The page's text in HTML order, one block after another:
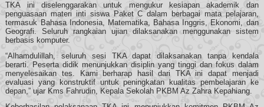
TKA ini diselenggarakan untuk mengukur kesiapan akademik dan
penguasaan materi inti siswa Paket C dalam berbagai mata pelajaran,
termasuk Bahasa Indonesia, Matematika, Bahasa Inggris, Ekonomi, dan
Geografi. Seluruh rangkaian ujian dilaksanakan menggunakan sistem
berbasis komputer.
“Alhamdulillah, seluruh sesi TKA dapat dilaksanakan tanpa kendala
berarti. Peserta didik menunjukkan disiplin yang tinggi dan fokus dalam
menyelesaikan tes. Kami berharap hasil dari TKA ini dapat menjadi
evaluasi yang konstruktif untuk peningkatan kualitas pembelajaran ke
depan,” ujar Kms Fahrudin, Kepala Sekolah PKBM Az Zahra Kepahiang.